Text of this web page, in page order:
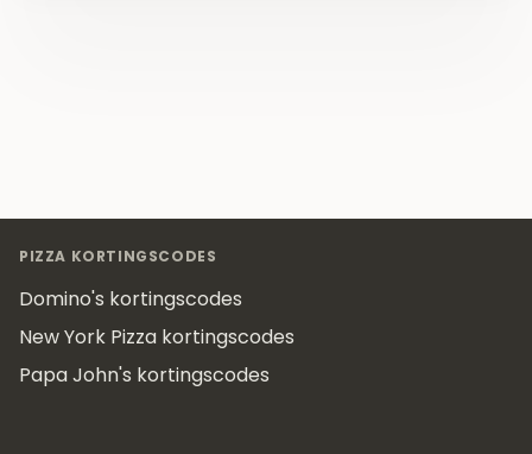
PIZZA KORTINGSCODES
Domino's kortingscodes
New York Pizza kortingscodes
Papa John's kortingscodes